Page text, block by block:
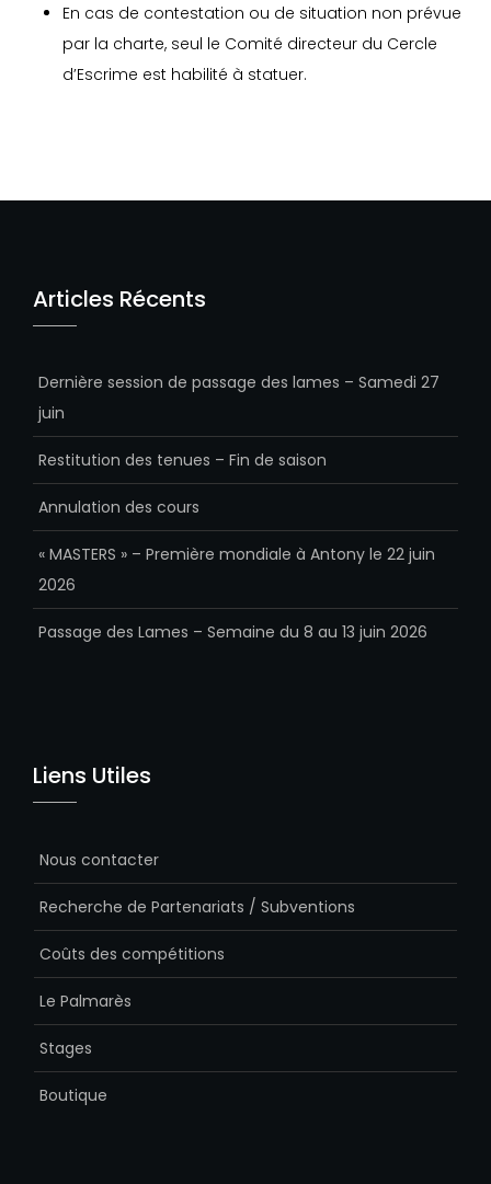
En cas de contestation ou de situation non prévue
par la charte, seul le Comité directeur du Cercle
d’Escrime est habilité à statuer.
Articles Récents
Dernière session de passage des lames – Samedi 27
juin
Restitution des tenues – Fin de saison
Annulation des cours
« MASTERS » – Première mondiale à Antony le 22 juin
2026
Passage des Lames – Semaine du 8 au 13 juin 2026
Liens Utiles
Nous contacter
Recherche de Partenariats / Subventions
Coûts des compétitions
Le Palmarès
Stages
Boutique